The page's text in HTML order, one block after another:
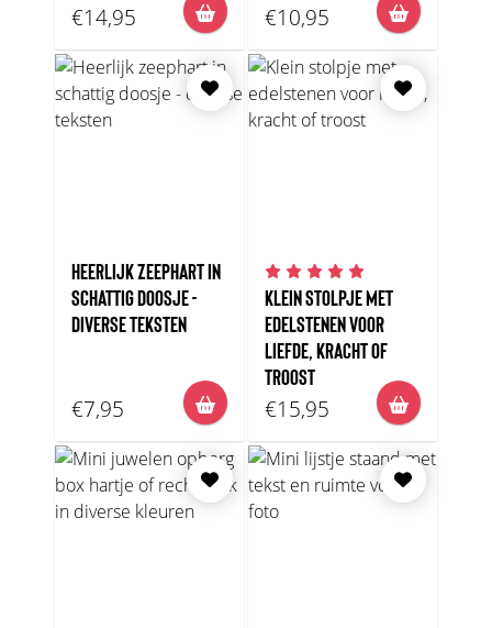
€14,95 €10,95
HEERLIJK ZEEPHART IN
SCHATTIG DOOSJE -
DIVERSE TEKSTEN
€7,95
KLEIN STOLPJE MET
EDELSTENEN VOOR
LIEFDE, KRACHT OF
TROOST
€15,95